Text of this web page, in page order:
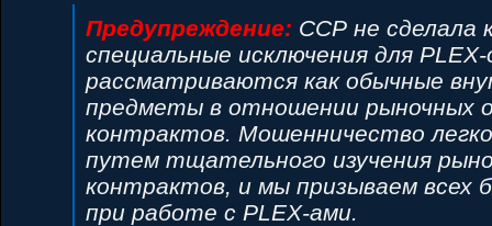
Предупреждение: ССР не сделала
специальные исключения для
рассматриваются как обычные
предметы в отношении рыночных
контрактов. Мошенничество
путем тщательного изучения
контрактов, и мы призываем всех
при работе с PLEX-ами.